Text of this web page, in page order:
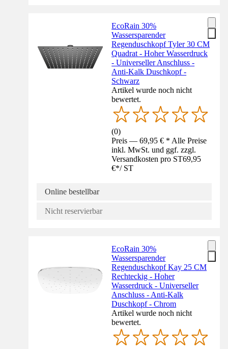
EcoRain 30%
Wassersparender
Regenduschkopf Tyler 30 CM
Quadrat - Hoher Wasserdruck
- Universeller Anschluss -
Anti-Kalk Duschkopf -
Schwarz
Artikel wurde noch nicht
bewertet.
(0)
Preis — 69,95 € * Alle Preise
inkl. MwSt. und ggf. zzgl.
Versandkosten pro ST69,95
€*/ ST
Online bestellbar
Nicht reservierbar
EcoRain 30%
Wassersparender
Regenduschkopf Kay 25 CM
Rechteckig - Hoher
Wasserdruck - Universeller
Anschluss - Anti-Kalk
Duschkopf - Chrom
Artikel wurde noch nicht
bewertet.